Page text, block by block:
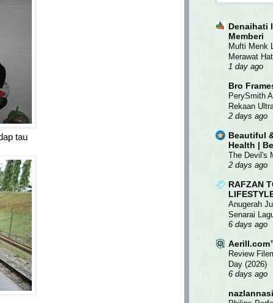
tau
Denaihati
Memberi
Mufti Menk
Merawat
1 day ago
Bro
PerySmith
Rekaan
2 days ago
Beautiful
Health |
The Devil's
2 days ago
RAFZAN
Anugerah
Senarai
6 days ago
Review
Day (2026)
6 days ago